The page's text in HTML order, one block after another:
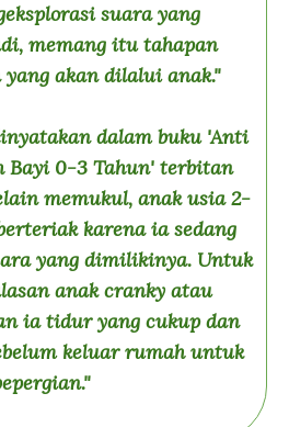
suara yang
memang itu tahapan
yang akan dilalui anak."
dalam buku 'Anti
Bayi 0-3 Tahun' terbitan
memukul, anak usia 2-
karena ia sedang
yang dimilikinya. Untuk
anak cranky atau
ia tidur yang cukup dan
keluar rumah untuk